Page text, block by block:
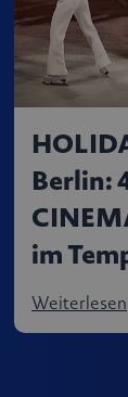
Berlin:
im
Weiterlesen